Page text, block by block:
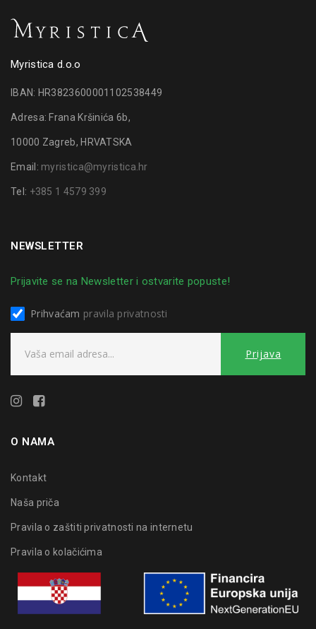
Myristica d.o.o
IBAN: HR3823600001102538449
Adresa: Frana Kršinića 6b,
10000 Zagreb, HRVATSKA
Email: myristica@myristica.hr
Tel: +385 1 4579 399
NEWSLETTER
Prijavite se na Newsletter i ostvarite popuste!
Prihvaćam pravila privatnosti
O NAMA
Kontakt
Naša priča
Pravila o zaštiti privatnosti na internetu
Pravila o kolačićima